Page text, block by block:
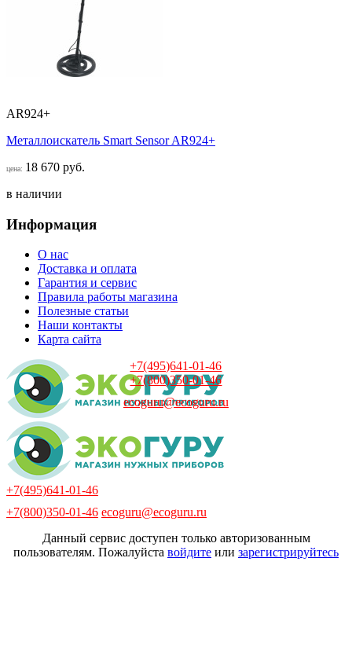
AR924+
Металлоискатель Smart Sensor AR924+
цена: 18 670 руб.
в наличии
Информация
О нас
Доставка и оплата
Гарантия и сервис
Правила работы магазина
Полезные статьи
Наши контакты
Карта сайта
+7(495)641-01-46
+7(800)350-01-46
ecoguru@ecoguru.ru
+7(495)641-01-46
+7(800)350-01-46 ecoguru@ecoguru.ru
Данный сервис доступен только авторизованным
пользователям. Пожалуйста войдите или зарегистрируйтесь